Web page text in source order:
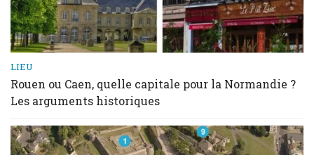
LIEU
Rouen ou Caen, quelle capitale pour la Normandie ?
Les arguments historiques